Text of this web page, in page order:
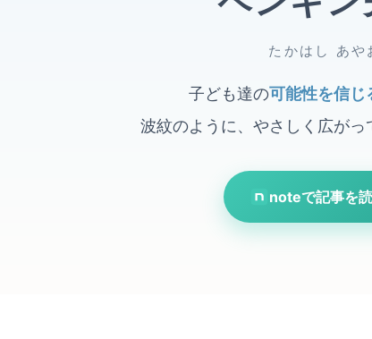
たかはし あや
子ども達の可能性を信じ
波紋のように、やさしく広がっ
noteで記事を